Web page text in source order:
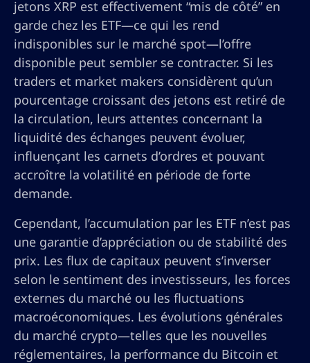
jetons XRP est effectivement “mis de côté” en
garde chez les ETF—ce qui les rend
indisponibles sur le marché spot—l’offre
disponible peut sembler se contracter. Si les
traders et market makers considèrent qu’un
pourcentage croissant des jetons est retiré de
la circulation, leurs attentes concernant la
liquidité des échanges peuvent évoluer,
influençant les carnets d’ordres et pouvant
accroître la volatilité en période de forte
demande.
Cependant, l’accumulation par les ETF n’est pas
une garantie d’appréciation ou de stabilité des
prix. Les flux de capitaux peuvent s’inverser
selon le sentiment des investisseurs, les forces
externes du marché ou les fluctuations
macroéconomiques. Les évolutions générales
du marché crypto—telles que les nouvelles
réglementaires, la performance du Bitcoin et